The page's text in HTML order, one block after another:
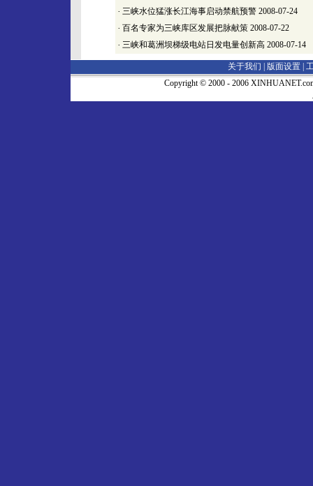
· 三峡水位猛涨长江海事启动禁航预警 2008-07-24
· 百名专家为三峡库区发展把脉献策 2008-07-22
· 三峡和葛洲坝梯级电站日发电量创新高 2008-07-14
关于我们 | 版面设置
Copyright © 2000 - 2006